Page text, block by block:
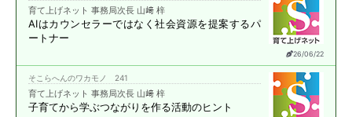
26/06/22
育て上げネット 事務局次長 山﨑 梓
AIはカウンセラーではなく社会資源を提案するパ
ートナー
そこらへんのワカモノ 241
育て上げネット 事務局次長 山﨑 梓
子育てから学ぶつながりを作る活動のヒント